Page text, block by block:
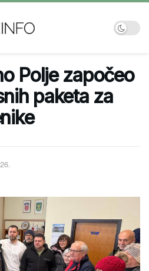
Polje započeo
paketa za